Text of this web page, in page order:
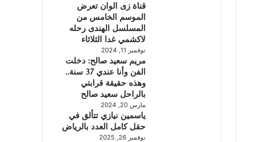
قناة زى الوان تعرض
الموسم الخامس من
المسلسل الهندى رحله
لاكشمي غدا الثلاثاء
نوفمبر 11, 2024
مريم سعيد صالح: دخلت
الفن وأنا عندي 37 سنة..
وهذه حقيقة قرابتي
بالراحل سعيد صالح
مارس 20, 2024
ياسمين نيازي تتألق في
حقل كامل العدد بالرياض
نوفمبر 26, 2025